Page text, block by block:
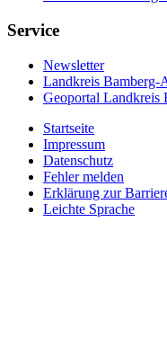
Service
Newsletter
Landkreis Bamberg-
Geoportal Landkreis
Startseite
Impressum
Datenschutz
Fehler melden
Erklärung zur
Leichte Sprache